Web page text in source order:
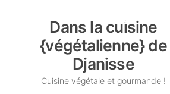
Dans la cuisine
{végétalienne} de
Djanisse
Cuisine végétale et gourmande !